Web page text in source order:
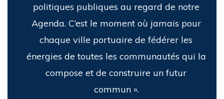
politiques publiques au regard de notre
Agenda. C’est le moment où jamais pour
chaque ville portuaire de fédérer les
énergies de toutes les communautés qui la
compose et de construire un futur
commun ».